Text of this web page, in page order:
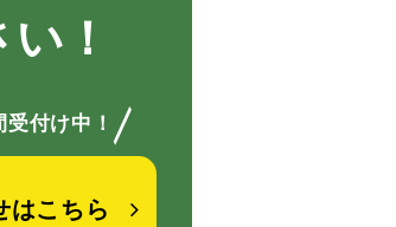
！
付け中！ ／
はこちら